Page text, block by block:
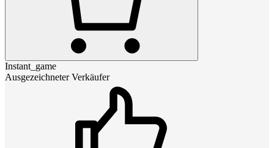
Instant_game
Ausgezeichneter Verkäufer